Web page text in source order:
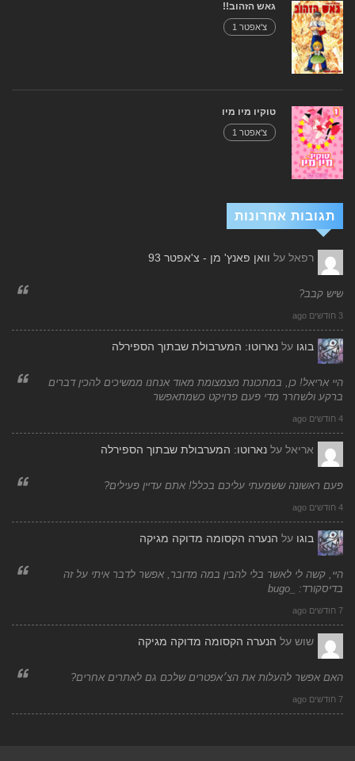
גאש הזהוב!!
צ'אפטר 1
טוקיו מיו מיו
צ'אפטר 1
תגובות אחרונות
רפאל על וואן פאנץ' מן - צ'אפטר 93
שיש קבב?
3 חודשים ago
בוגו על נארוטו: המערבולת שבתוך הספירלה
היי אריאל! כן, במתכונת מצמצומת מאוד אנחנו ממשיכים להכין דברים
ברקע ולשחרר מדי פעם פרויקט כשמתאפשר
4 חודשים ago
אריאל על נארוטו: המערבולת שבתוך הספירלה
פעם ראשונה ששמעתי עליכם בכלל! אתם עדיין פעילים?
4 חודשים ago
בוגו על הנערה הקסומה מדוקה מגיקה
היי, קשה לי לאשר בלי להבין במה מדובר, אפשר לדבר איתי על זה
בדיסקורד: _bugo
7 חודשים ago
שוש על הנערה הקסומה מדוקה מגיקה
האם אפשר להעלות את הצ׳אפטרים שלכם גם לאתרים אחרים?
7 חודשים ago